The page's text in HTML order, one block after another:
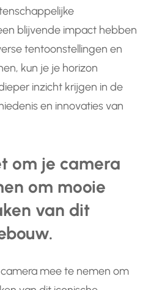
blijvende impact hebben
tentoonstellingen en
kun je je horizon
inzicht krijgen in de
en innovaties van
om je camera
om mooie
van dit
mee te nemen om